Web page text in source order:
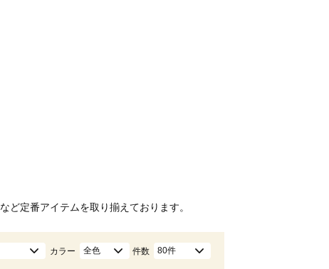
など定番アイテムを取り揃えております。
カラー 全色 件数 80件